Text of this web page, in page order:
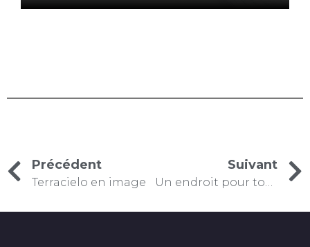
Précédent
Terracielo en image
Suivant
Un endroit pour toute votre famille